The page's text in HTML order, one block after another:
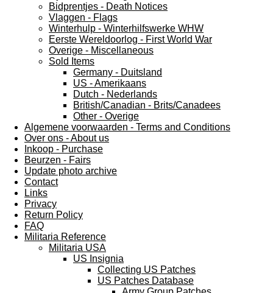
Bidprentjes - Death Notices
Vlaggen - Flags
Winterhulp - Winterhilfswerke WHW
Eerste Wereldoorlog - First World War
Overige - Miscellaneous
Sold Items
Germany - Duitsland
US - Amerikaans
Dutch - Nederlands
British/Canadian - Brits/Canadees
Other - Overige
Algemene voorwaarden - Terms and Conditions
Over ons - About us
Inkoop - Purchase
Beurzen - Fairs
Update photo archive
Contact
Links
Privacy
Return Policy
FAQ
Militaria Reference
Militaria USA
US Insignia
Collecting US Patches
US Patches Database